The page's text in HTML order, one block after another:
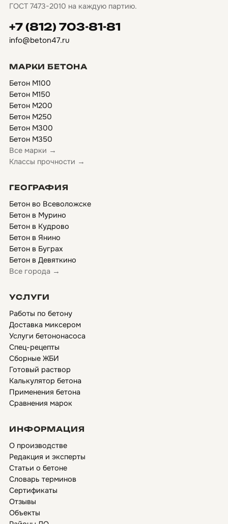
ГОСТ 7473-2010 на каждую партию.
+7 (812) 703-81-81
info@beton47.ru
МАРКИ БЕТОНА
Бетон М100
Бетон М150
Бетон М200
Бетон М250
Бетон М300
Бетон М350
Все марки →
Классы прочности →
ГЕОГРАФИЯ
Бетон во Всеволожске
Бетон в Мурино
Бетон в Кудрово
Бетон в Янино
Бетон в Буграх
Бетон в Девяткино
Все города →
УСЛУГИ
Работы по бетону
Доставка миксером
Услуги бетононасоса
Спец-рецепты
Сборные ЖБИ
Готовый раствор
Калькулятор бетона
Применения бетона
Сравнения марок
ИНФОРМАЦИЯ
О производстве
Редакция и эксперты
Статьи о бетоне
Словарь терминов
Сертификаты
Отзывы
Объекты